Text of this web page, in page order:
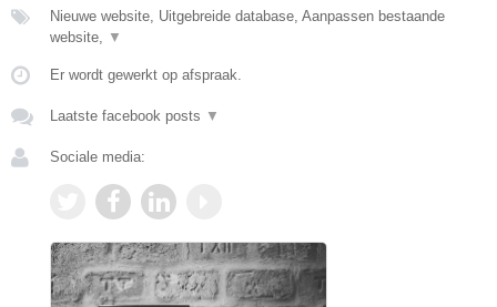
Nieuwe website, Uitgebreide database, Aanpassen bestaande
website,
▼
Er wordt gewerkt op afspraak.
Laatste facebook posts ▼
Sociale media: